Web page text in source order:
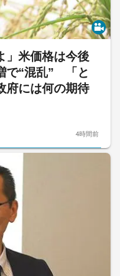
」米価格は今後
で“混乱” 「と
府には何の期待
4時間前